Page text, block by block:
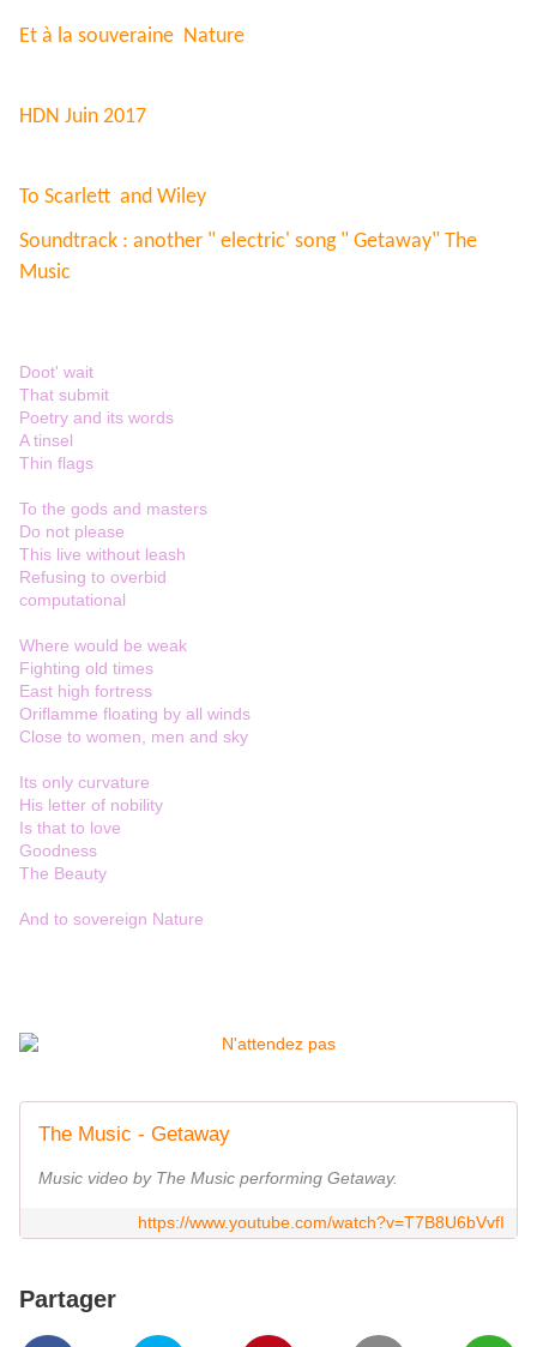
Et à la souveraine Nature
HDN Juin 2017
To Scarlett and Wiley
Soundtrack : another " electric' song " Getaway" The
Music
Doot' wait
That submit
Poetry and its words
A tinsel
Thin flags
To the gods and masters
Do not please
This live without leash
Refusing to overbid
computational
Where would be weak
Fighting old times
East high fortress
Oriflamme floating by all winds
Close to women, men and sky
Its only curvature
His letter of nobility
Is that to love
Goodness
The Beauty
And to sovereign Nature
The Music - Getaway
Music video by The Music performing Getaway.
https://www.youtube.com/watch?v=T7B8U6bVvfI
Partager